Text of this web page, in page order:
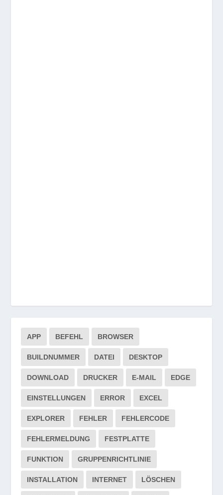
APP BEFEHL BROWSER
BUILDNUMMER DATEI DESKTOP
DOWNLOAD DRUCKER E-MAIL EDGE
EINSTELLUNGEN ERROR EXCEL
EXPLORER FEHLER FEHLERCODE
FEHLERMELDUNG FESTPLATTE
FUNKTION GRUPPENRICHTLINIE
INSTALLATION INTERNET LÖSCHEN